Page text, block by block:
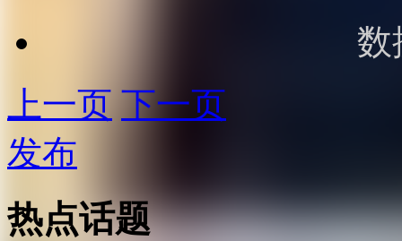
数
上一页 下一页
发布
热点话题